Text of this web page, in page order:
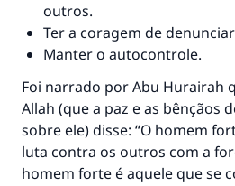
outros.
Ter a coragem de
Manter o autocontrole.
Foi narrado por Abu Hurairah
Allah (que a paz e as bênçãos
sobre ele) disse: “O homem
luta contra os outros com a
homem forte é aquele que se